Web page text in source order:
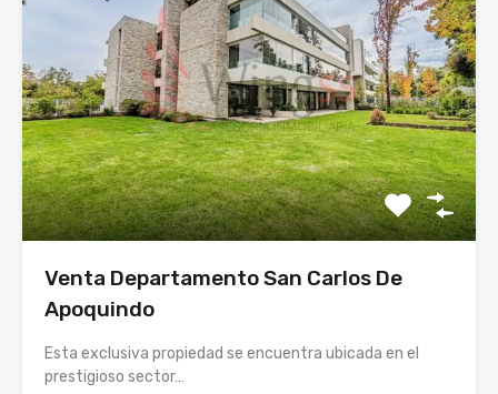
Venta Departamento San Carlos De
Apoquindo
Esta exclusiva propiedad se encuentra ubicada en el
prestigioso sector…